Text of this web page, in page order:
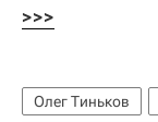
>>>
Олег Тиньков